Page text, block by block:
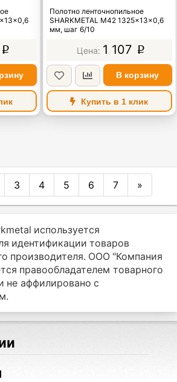
p
Полотно ленточнопильное
SHARKMETAL M42 1325×13×0,6
мм, шаг 6/10
1 107 p
В корзину
Купить в 1 клик
3 4 5 6 7 »
используется
идентификации товаров
производителя. ООО "Компания
правообладателем товарного
не аффилировано с